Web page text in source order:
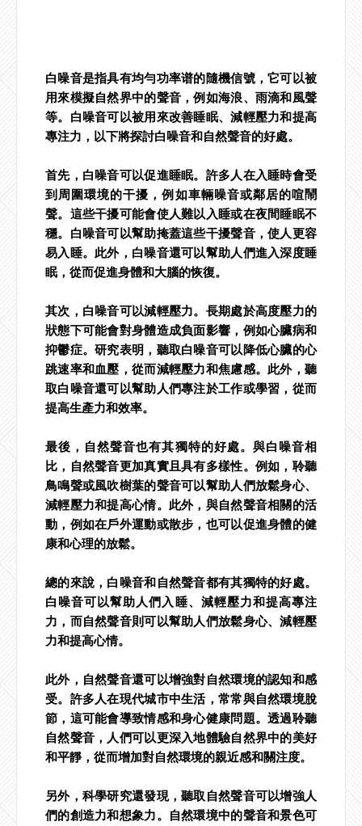
白噪音是指具有均勻功率谱的隨機信號，它可以被
用來模擬自然界中的聲音，例如海浪、雨滴和風聲
等。白噪音可以被用來改善睡眠、減輕壓力和提高
專注力，以下將探討白噪音和自然聲音的好處。
首先，白噪音可以促進睡眠。許多人在入睡時會受
到周圍環境的干擾，例如車輛噪音或鄰居的喧鬧
聲。這些干擾可能會使人難以入睡或在夜間睡眠不
穩。白噪音可以幫助掩蓋這些干擾聲音，使人更容
易入睡。此外，白噪音還可以幫助人們進入深度睡
眠，從而促進身體和大腦的恢復。
其次，白噪音可以減輕壓力。長期處於高度壓力的
狀態下可能會對身體造成負面影響，例如心臟病和
抑鬱症。研究表明，聽取白噪音可以降低心臟的心
跳速率和血壓，從而減輕壓力和焦慮感。此外，聽
取白噪音還可以幫助人們專注於工作或學習，從而
提高生產力和效率。
最後，自然聲音也有其獨特的好處。與白噪音相
比，自然聲音更加真實且具有多樣性。例如，聆聽
鳥鳴聲或風吹樹葉的聲音可以幫助人們放鬆身心、
減輕壓力和提高心情。此外，與自然聲音相關的活
動，例如在戶外運動或散步，也可以促進身體的健
康和心理的放鬆。
總的來說，白噪音和自然聲音都有其獨特的好處。
白噪音可以幫助人們入睡、減輕壓力和提高專注
力，而自然聲音則可以幫助人們放鬆身心、減輕壓
力和提高心情。
此外，自然聲音還可以增強對自然環境的認知和感
受。許多人在現代城市中生活，常常與自然環境脫
節，這可能會導致情感和身心健康問題。透過聆聽
自然聲音，人們可以更深入地體驗自然界中的美好
和平靜，從而增加對自然環境的親近感和關注度。
另外，科學研究還發現，聽取自然聲音可以增強人
們的創造力和想象力。自然環境中的聲音和景色可